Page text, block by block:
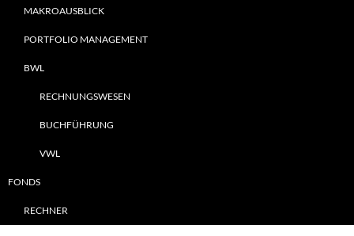
MAKROAUSBLICK
PORTFOLIO MANAGEMENT
BWL
RECHNUNGSWESEN
BUCHFÜHRUNG
VWL
FONDS
RECHNER